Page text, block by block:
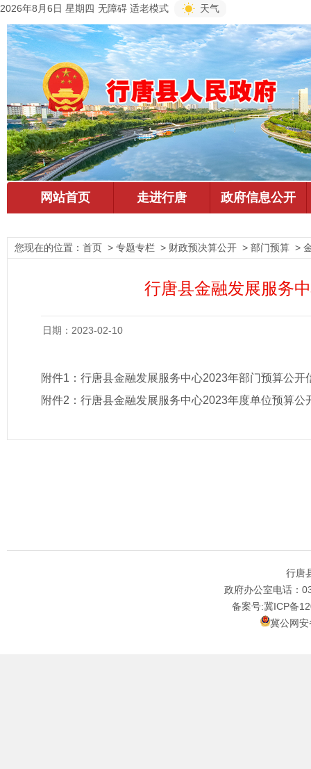
2026年8月6日 星期四 无障碍 适老模式 天气
您现在的位置： 首页 > 专题专栏 > 财政预决算公开 > 部门预算 >
行唐县金融发展服务
日期：2023-02-10
附件1： 行唐县金融发展服务中心2023年部门预算公开
附件2： 行唐县金融发展服务中心2023年度单位预算公